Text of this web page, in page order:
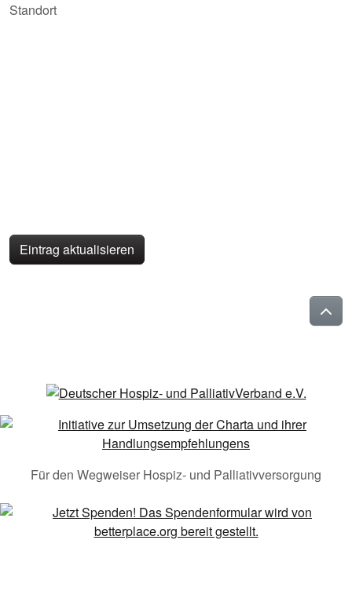
Standort
Eintrag aktualisieren
Für den Wegweiser Hospiz- und Palliativversorgung